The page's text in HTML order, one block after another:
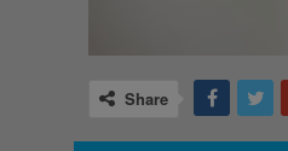
Share